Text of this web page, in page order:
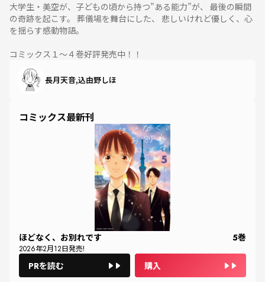
大学生・美空が、子どもの頃から持つ”ある能力”が、 最後の瞬間
の奇跡を起こす。 葬儀場を舞台にした、 悲しいけれど優しく、心
を揺らす感動物語。
コミックス１～４巻好評発売中！！
長月天音,込由野しほ
コミックス最新刊
ほどなく、お別れです 5巻
2026年2月12日発売!
購入
PRを読む